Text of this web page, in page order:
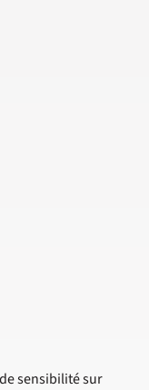
sensibilité sur